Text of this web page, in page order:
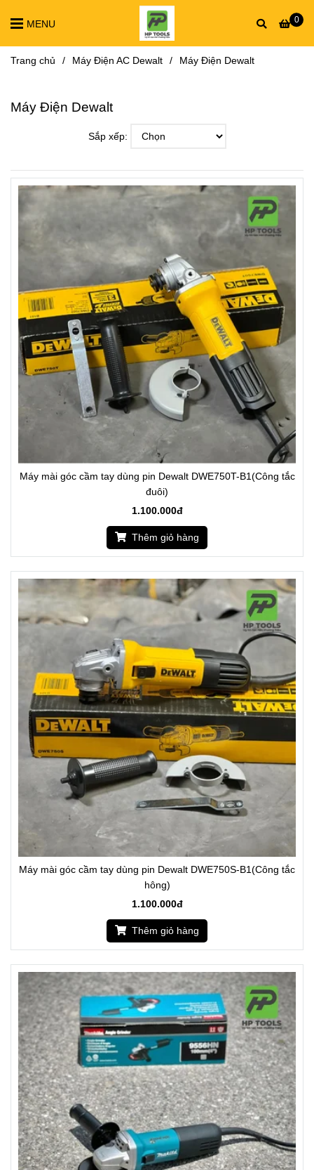
0
MENU
Trang chủ / Máy Điện AC Dewalt / Máy Điện Dewalt
Máy Điện Dewalt
Sắp xếp:
Máy mài góc cầm tay dùng pin Dewalt DWE750T-B1(Công tắc
đuôi)
1.100.000đ
Thêm giỏ hàng
Máy mài góc cầm tay dùng pin Dewalt DWE750S-B1(Công tắc
hông)
1.100.000đ
Thêm giỏ hàng